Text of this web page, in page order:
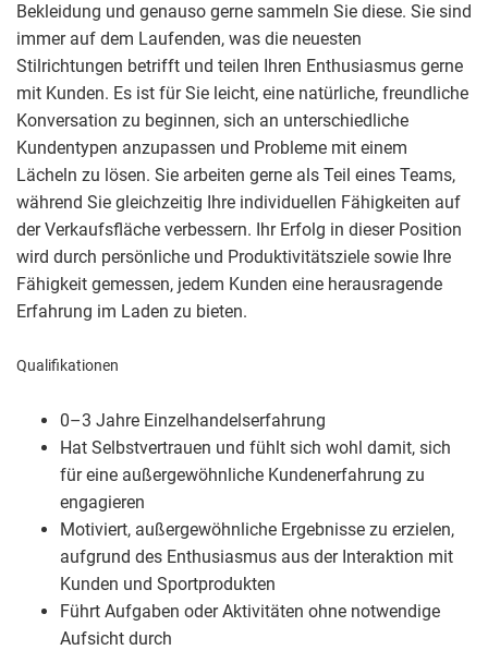
Bekleidung und genauso gerne sammeln Sie diese. Sie sind
immer auf dem Laufenden, was die neuesten
Stilrichtungen betrifft und teilen Ihren Enthusiasmus gerne
mit Kunden. Es ist für Sie leicht, eine natürliche, freundliche
Konversation zu beginnen, sich an unterschiedliche
Kundentypen anzupassen und Probleme mit einem
Lächeln zu lösen. Sie arbeiten gerne als Teil eines Teams,
während Sie gleichzeitig Ihre individuellen Fähigkeiten auf
der Verkaufsfläche verbessern. Ihr Erfolg in dieser Position
wird durch persönliche und Produktivitätsziele sowie Ihre
Fähigkeit gemessen, jedem Kunden eine herausragende
Erfahrung im Laden zu bieten.
Qualifikationen
0–3 Jahre Einzelhandelserfahrung
Hat Selbstvertrauen und fühlt sich wohl damit, sich
für eine außergewöhnliche Kundenerfahrung zu
engagieren
Motiviert, außergewöhnliche Ergebnisse zu erzielen,
aufgrund des Enthusiasmus aus der Interaktion mit
Kunden und Sportprodukten
Führt Aufgaben oder Aktivitäten ohne notwendige
Aufsicht durch